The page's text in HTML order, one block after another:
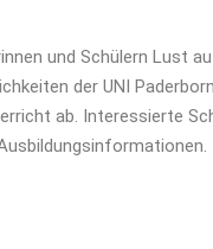
und Schülern Lust
der UNI
ab. Interessierte